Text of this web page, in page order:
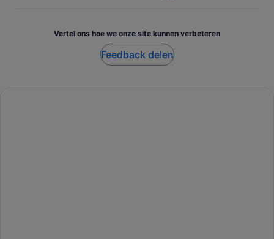
Vertel ons hoe we onze site kunnen verbeteren
Feedback delen